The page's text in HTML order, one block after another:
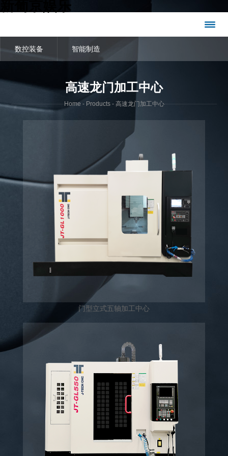
新葡京娱乐
数控装备 智能制造
高速龙门加工中心
Home - Products- 高速龙门加工中心
门型立式五轴加工中心